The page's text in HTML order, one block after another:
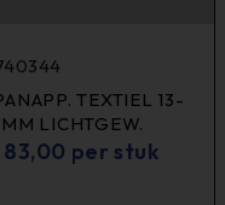
TEXTIEL 13-
LICHTGEW.
83,00 per stuk